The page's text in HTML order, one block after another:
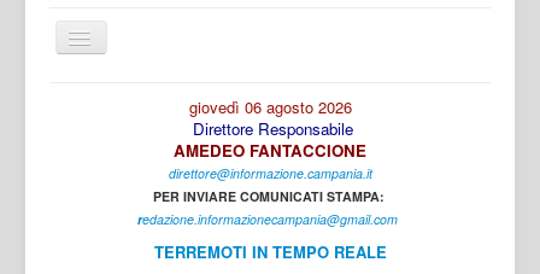
Cambia
navigazione
giovedì 06 agosto 2026
Direttore Responsabile
AMEDEO FANTACCIONE
direttore@informazione.campania.it
PER INVIARE COMUNICATI STAMPA:
redazione.informazionecampania@gmail.com
TERREMOTI IN TEMPO REALE